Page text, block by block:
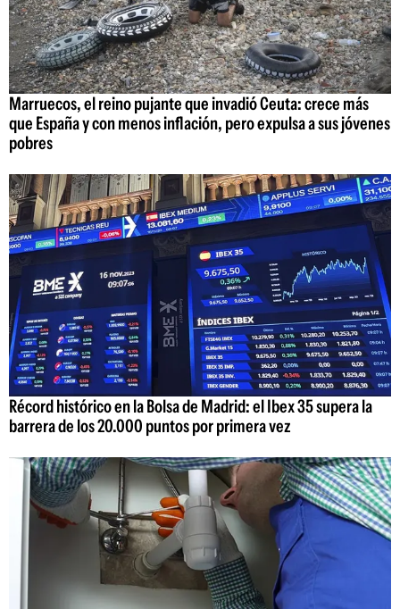
Marruecos, el reino pujante que invadió Ceuta: crece más
que España y con menos inflación, pero expulsa a sus jóvenes
pobres
Récord histórico en la Bolsa de Madrid: el Ibex 35 supera la
barrera de los 20.000 puntos por primera vez